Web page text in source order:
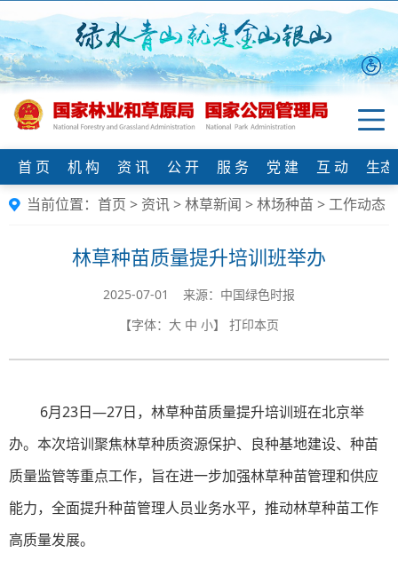
首 页 机 构 资 讯 公 开 服 务 党 建 互 动
生
当前位置： 首页 > 资讯>林草新闻 >林场种苗 >工作动态
林草种苗质量提升培训班举办
2025-07-01 来源：中国绿色时报
【字体： 大 中 小】 打印本页
6月23日—27日，林草种苗质量提升培训班在北京举
办。本次培训聚焦林草种质资源保护、良种基地建设、种苗
质量监管等重点工作，旨在进一步加强林草种苗管理和供应
能力，全面提升种苗管理人员业务水平，推动林草种苗工作
高质量发展。